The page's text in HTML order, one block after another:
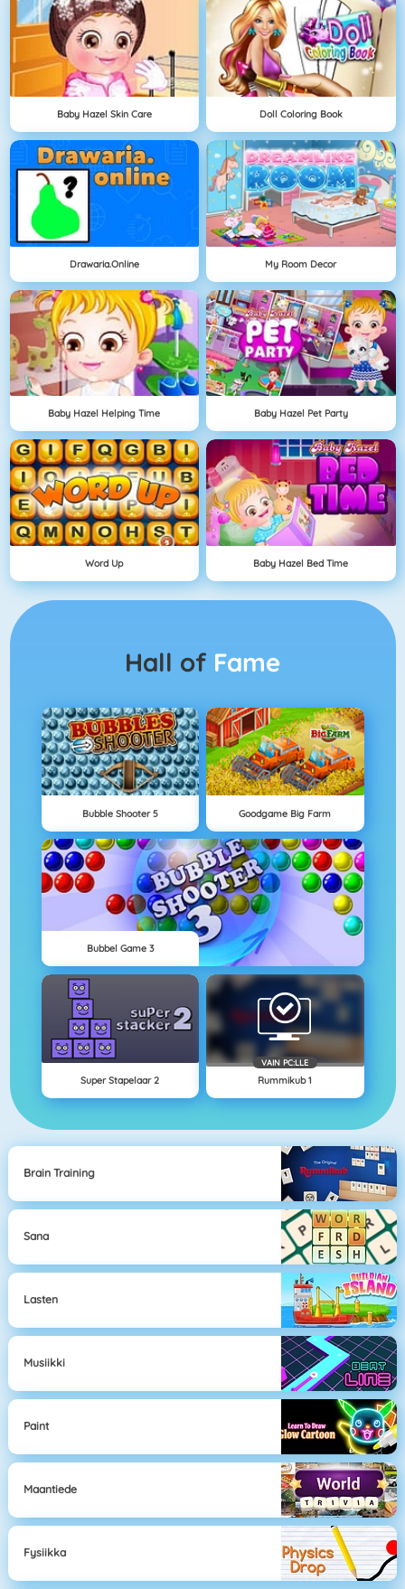
Baby Hazel Skin Care Doll Coloring Book
Drawaria.online My Room Decor
Baby Hazel Helping Time Baby Hazel Pet Party
Word Up Baby Hazel Bed Time
Hall of Fame
Bubble Shooter 5 Goodgame Big Farm
Bubbel Game 3
Super Stapelaar 2
VAIN PC:LLE
Rummikub 1
Brain Training
Sana
Lasten
Musiikki
Paint
Maantiede
Fysiikka